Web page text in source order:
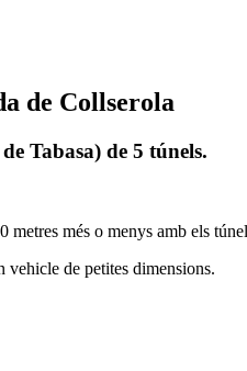
de Collserola
Tabasa) de 5 túnels.
més o menys amb els
de petites dimensions.